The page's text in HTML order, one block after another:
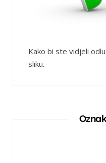
Kako bi ste vidjeli
sliku.